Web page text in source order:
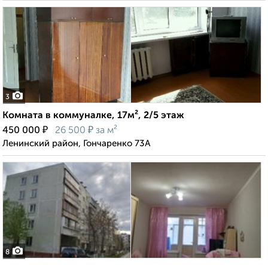
3
Комната в коммуналке, 17м², 2/5 этаж
450 000 ₽ 26 500 ₽ за м²
Ленинский район, Гончаренко 73А
8